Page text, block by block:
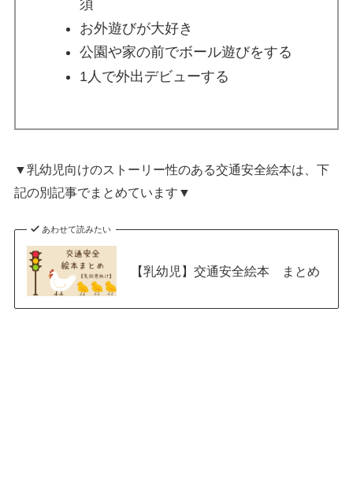
須
お外遊びが大好き
公園や家の前でボール遊びをする
1人で外出デビューする
▼乳幼児向けのストーリー性のある交通安全絵本は、下
記の別記事でまとめています▼
あわせて読みたい
【乳幼児】交通安全絵本 まとめ